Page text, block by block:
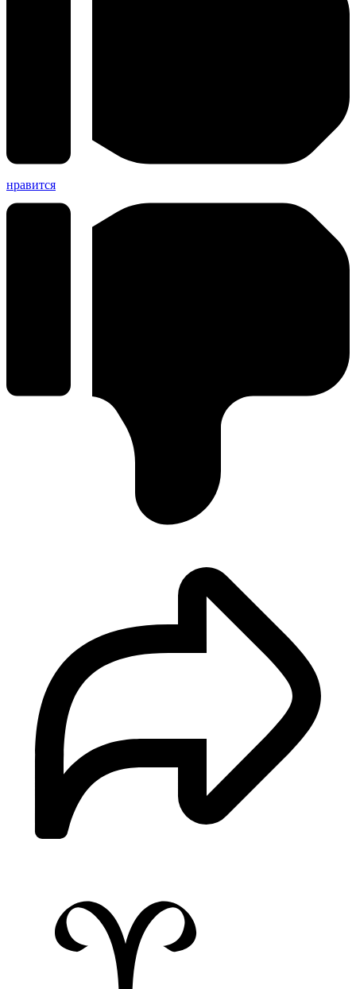
нравится